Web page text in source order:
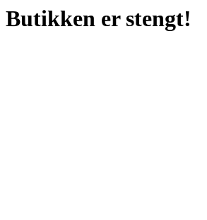
Butikken er stengt!